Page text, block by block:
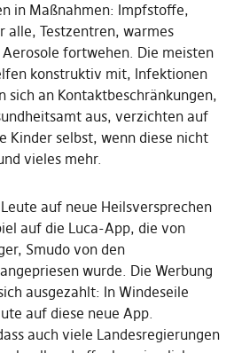
in Maßnahmen: Impfstoffe,
alle, Testzentren, warmes
fortwehen. Die meisten
konstruktiv mit, Infektionen
sich an Kontaktbeschränkungen,
aus, verzichten auf
Kinder selbst, wenn diese nicht
vieles mehr.
auf neue Heilsversprechen
auf die Luca-App, die von
Smudo von den
wurde. Die Werbung
ausgezahlt: In Windeseile
auf diese neue App.
auch viele Landesregierungen